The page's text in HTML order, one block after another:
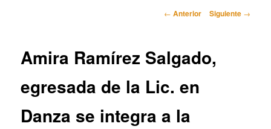
Navegación
← Anterior Siguiente →
Amira Ramírez Salgado,
egresada de la Lic. en
Danza se integra a la